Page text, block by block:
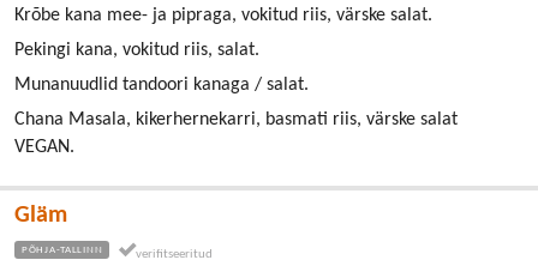
Krõbe kana mee- ja pipraga, vokitud riis, värske salat.
Pekingi kana, vokitud riis, salat.
Munanuudlid tandoori kanaga / salat.
Chana Masala, kikerhernekarri, basmati riis, värske salat
VEGAN.
Gläm
PÕHJA-TALLINN